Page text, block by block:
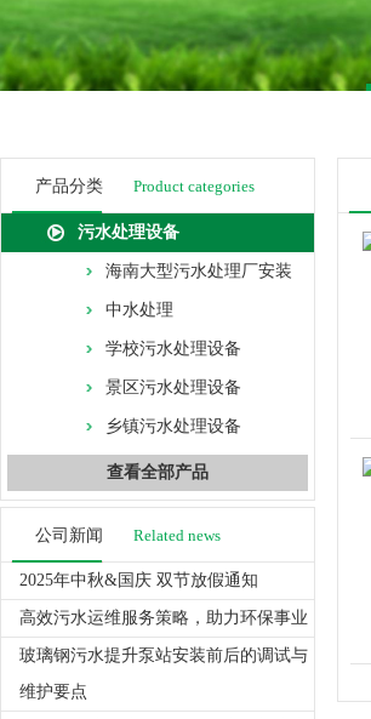
产品分类 Product categories
污水处理设备
海南大型污水处理厂安装
中水处理
学校污水处理设备
景区污水处理设备
乡镇污水处理设备
查看全部产品
公司新闻 Related news
2025年中秋&国庆 双节放假通知
高效污水运维服务策略，助力环保事业
玻璃钢污水提升泵站安装前后的调试与
维护要点